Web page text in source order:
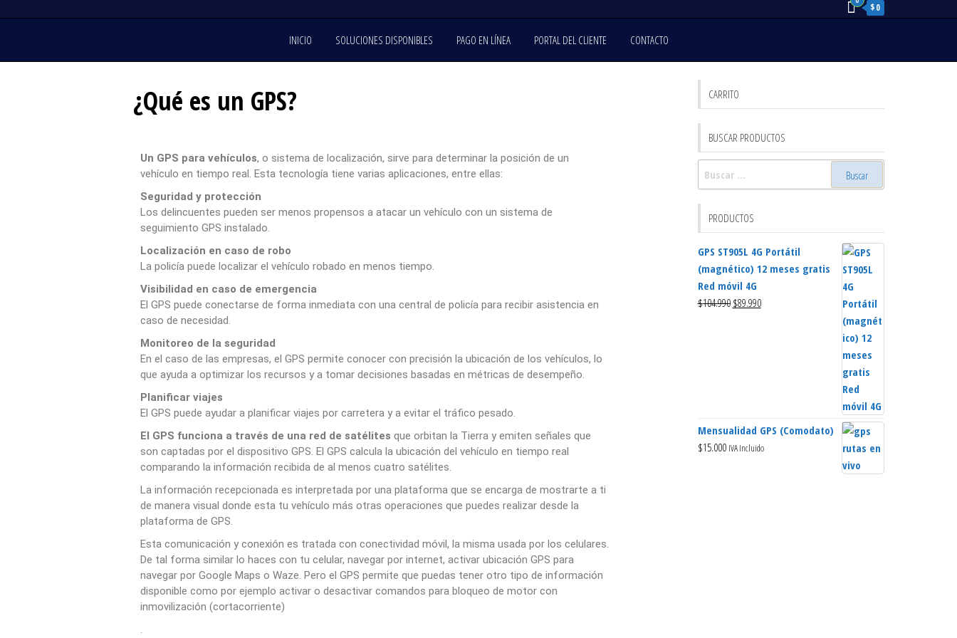
$0
INICIO SOLUCIONES DISPONIBLES PAGO EN LÍNEA PORTAL DEL CLIENTE CONTACTO
¿Qué es un GPS?
Un GPS para vehículos, o sistema de localización, sirve para determinar la posición de un
vehículo en tiempo real. Esta tecnología tiene varias aplicaciones, entre ellas:
Seguridad y protección
Los delincuentes pueden ser menos propensos a atacar un vehículo con un sistema de
seguimiento GPS instalado.
Localización en caso de robo
La policía puede localizar el vehículo robado en menos tiempo.
Visibilidad en caso de emergencia
El GPS puede conectarse de forma inmediata con una central de policía para recibir asistencia en
caso de necesidad.
Monitoreo de la seguridad
En el caso de las empresas, el GPS permite conocer con precisión la ubicación de los vehículos, lo
que ayuda a optimizar los recursos y a tomar decisiones basadas en métricas de desempeño.
Planificar viajes
El GPS puede ayudar a planificar viajes por carretera y a evitar el tráfico pesado.
El GPS funciona a través de una red de satélites que orbitan la Tierra y emiten señales que
son captadas por el dispositivo GPS. El GPS calcula la ubicación del vehículo en tiempo real
comparando la información recibida de al menos cuatro satélites.
La información recepcionada es interpretada por una plataforma que se encarga de mostrarte a ti
de manera visual donde esta tu vehículo más otras operaciones que puedes realizar desde la
plataforma de GPS.
Esta comunicación y conexión es tratada con conectividad móvil, la misma usada por los celulares.
De tal forma similar lo haces con tu celular, navegar por internet, activar ubicación GPS para
navegar por Google Maps o Waze. Pero el GPS permite que puedas tener otro tipo de información
disponible como por ejemplo activar o desactivar comandos para bloqueo de motor con
inmovilización (cortacorriente)
.
CARRITO
BUSCAR PRODUCTOS
PRODUCTOS
GPS ST905L 4G Portátil
(magnético) 12 meses gratis
Red móvil 4G
$104.990 $89.990
Mensualidad GPS (Comodato)
$15.000 IVA Incluido